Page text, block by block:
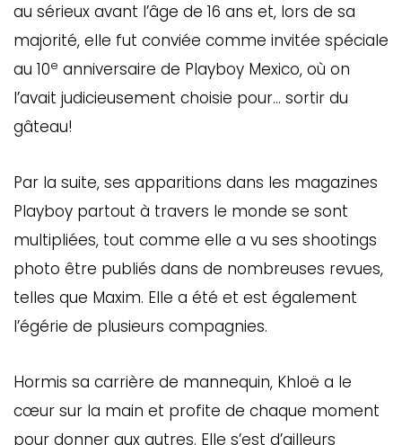
au sérieux avant l’âge de 16 ans et, lors de sa
majorité, elle fut conviée comme invitée spéciale
au 10e anniversaire de Playboy Mexico, où on
l’avait judicieusement choisie pour… sortir du
gâteau!
Par la suite, ses apparitions dans les magazines
Playboy partout à travers le monde se sont
multipliées, tout comme elle a vu ses shootings
photo être publiés dans de nombreuses revues,
telles que Maxim. Elle a été et est également
l’égérie de plusieurs compagnies.
Hormis sa carrière de mannequin, Khloë a le
cœur sur la main et profite de chaque moment
pour donner aux autres. Elle s’est d’ailleurs